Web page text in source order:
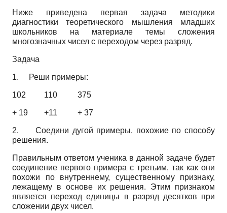
Ниже приведена первая задача методики
диагностики теоретического мышления младших
школьников на материале темы сложения
многозначных чисел с переходом через разряд.
Задача
1. Реши примеры:
102 110 375
+ 19 +11 + 37
2. Соедини дугой примеры, похожие по способу
решения.
Правильным ответом ученика в данной задаче будет
соединение первого примера с третьим, так как они
похожи по внутреннему, существенному признаку,
лежащему в основе их решения. Этим признаком
является переход единицы в разряд десятков при
сложении двух чисел.